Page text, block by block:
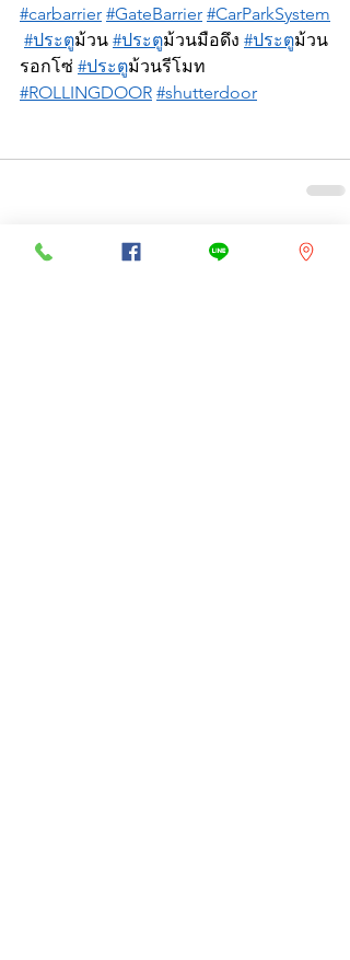
#carbarrier #GateBarrier #CarParkSystem
#ประตูม้วน #ประตูม้วนมือดึง #ประตูม้วน
รอกโซ่ #ประตูม้วนรีโมท
#ROLLINGDOOR #shutterdoor
โพสต์ล่าสุด ดูทั้งหมด